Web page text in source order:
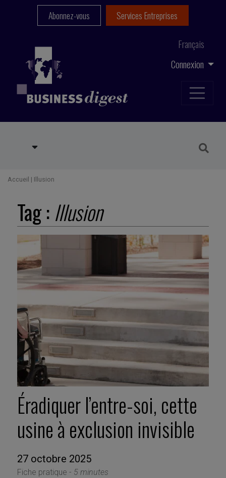
Connexion
Français
Abonnez-vous Services Entreprises
Accueil | Illusion
Tag : Illusion
Éradiquer l’entre-soi, cette
usine à exclusion invisible
27 octobre 2025
Fiche pratique - 5 minutes